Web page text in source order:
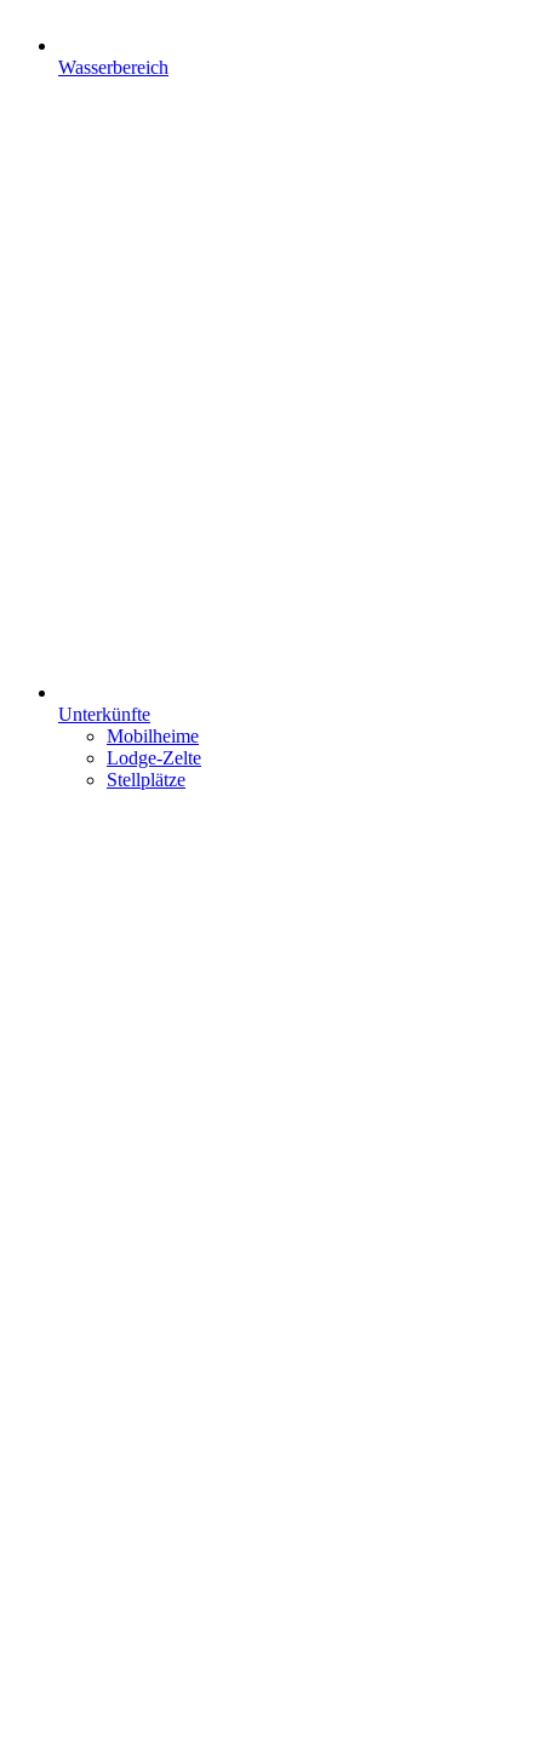
Wasserbereich
Unterkünfte
Mobilheime
Lodge-Zelte
Stellplätze